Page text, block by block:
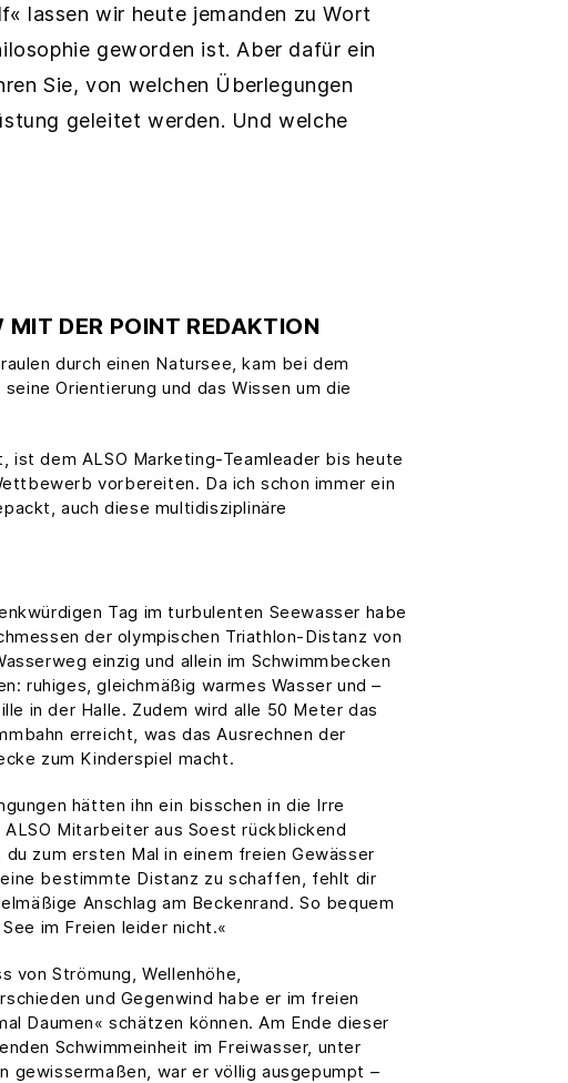
lassen wir heute jemanden zu Wort
geworden ist. Aber dafür ein
Sie, von welchen Überlegungen
geleitet werden. Und welche
DER POINT REDAKTION
durch einen Natursee, kam bei dem
Orientierung und das Wissen um die
dem ALSO Marketing-Teamleader bis heute
vorbereiten. Da ich schon immer ein
auch diese multidisziplinäre
Tag im turbulenten Seewasser habe
der olympischen Triathlon-Distanz von
einzig und allein im Schwimmbecken
ruhiges, gleichmäßig warmes Wasser und –
in der Halle. Zudem wird alle 50 Meter das
erreicht, was das Ausrechnen der
zum Kinderspiel macht.
hätten ihn ein bisschen in die Irre
Mitarbeiter aus Soest rückblickend
du zum ersten Mal in einem freien Gewässer
bestimmte Distanz zu schaffen, fehlt dir
Anschlag am Beckenrand. So bequem
im Freien leider nicht.«
von Strömung, Wellenhöhe,
und Gegenwind habe er im freien
Daumen« schätzen können. Am Ende dieser
Schwimmeinheit im Freiwasser, unter
gewissermaßen, war er völlig ausgepumpt –